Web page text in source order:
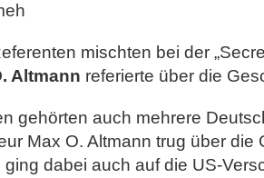
mischten bei der
Altmann referierte über die
gehörten auch mehrere
Max O. Altmann trug über die
ging dabei auch auf die US-